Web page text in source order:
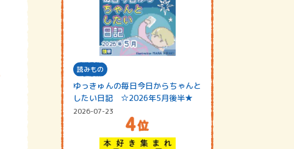
読みもの
ゆっきゅんの毎日今日からちゃんと
したい日記 ☆2026年5月後半★
2026-07-23